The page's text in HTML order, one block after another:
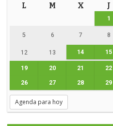
L M X J
1
5 6 7 8
12 13 14 15
19 20 21 22
26 27 28 29
Agenda para hoy